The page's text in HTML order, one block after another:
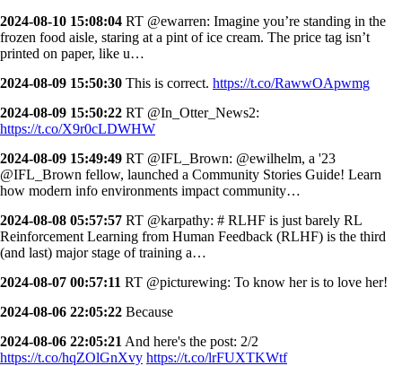
2024-08-10 15:08:04 RT @ewarren: Imagine you’re standing in the
frozen food aisle, staring at a pint of ice cream. The price tag isn’t
printed on paper, like u…
2024-08-09 15:50:30 This is correct. https://t.co/RawwOApwmg
2024-08-09 15:50:22 RT @In_Otter_News2:
https://t.co/X9r0cLDWHW
2024-08-09 15:49:49 RT @IFL_Brown: @ewilhelm, a '23
@IFL_Brown fellow, launched a Community Stories Guide! Learn
how modern info environments impact community…
2024-08-08 05:57:57 RT @karpathy: # RLHF is just barely RL
Reinforcement Learning from Human Feedback (RLHF) is the third
(and last) major stage of training a…
2024-08-07 00:57:11 RT @picturewing: To know her is to love her!
2024-08-06 22:05:22 Because
2024-08-06 22:05:21 And here's the post: 2/2
https://t.co/hqZOlGnXvy https://t.co/lrFUXTKWtf